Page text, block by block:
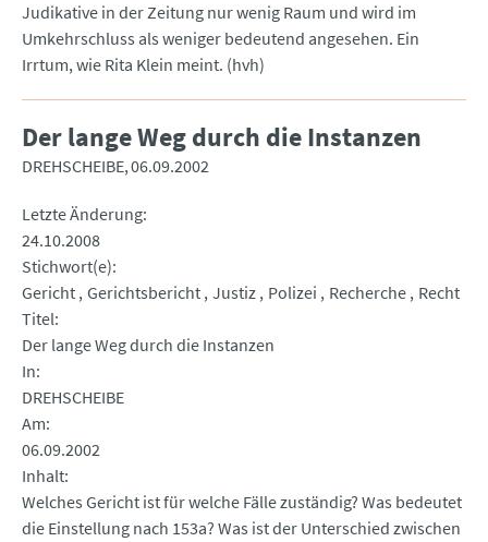
Judikative in der Zeitung nur wenig Raum und wird im
Umkehrschluss als weniger bedeutend angesehen. Ein
Irrtum, wie Rita Klein meint. (hvh)
Der lange Weg durch die Instanzen
DREHSCHEIBE 06.09.2002
Letzte Änderung
24.10.2008
Stichwort(e)
Gericht Gerichtsbericht Justiz Polizei Recherche Recht
Titel
Der lange Weg durch die Instanzen
In
DREHSCHEIBE
Am
06.09.2002
Inhalt
Welches Gericht ist für welche Fälle zuständig? Was bedeutet
die Einstellung nach 153a? Was ist der Unterschied zwischen